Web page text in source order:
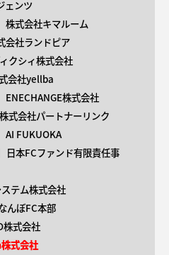
ェンツ
株式会社キマルーム
会社ランドピア
クシィ株式会社
会社yellba
ENECHANGE株式会社
式会社パートナーリンク
AI FUKUOKA
日本FCファンド有限責任事
テム株式会社
んぼFC本部
株式会社
式会社